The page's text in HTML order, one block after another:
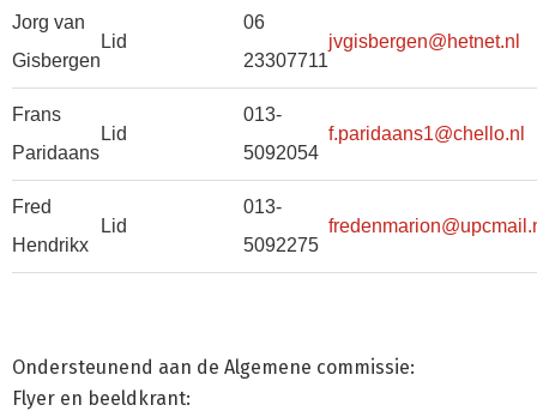
Jorg van
Gisbergen
Lid
06
23307711
jvgisbergen@hetnet.nl
Frans
Paridaans
Lid
013-
5092054
f.paridaans1@chello.nl
Fred
Hendrikx
Lid
013-
5092275
Ondersteunend aan de Algemene commissie:
Flyer en beeldkrant: